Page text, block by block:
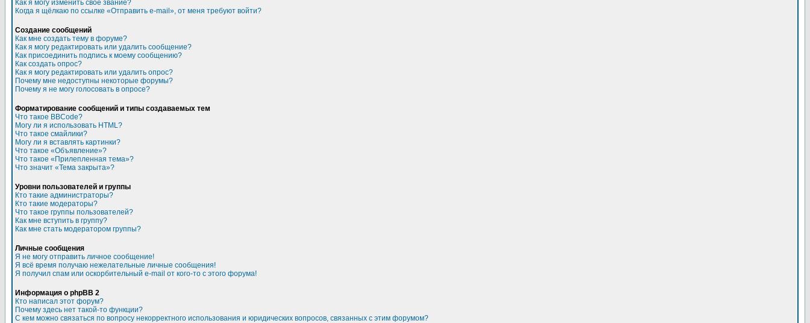
Как я могу изменить свое звание?
Когда я щёлкаю по ссылке «Отправить e-mail», от меня требуют войти?
Создание сообщений
Как мне создать тему в форуме?
Как я могу редактировать или удалить сообщение?
Как присоединить подпись к моему сообщению?
Как создать опрос?
Как я могу редактировать или удалить опрос?
Почему мне недоступны некоторые форумы?
Почему я не могу голосовать в опросе?
Форматирование сообщений и типы создаваемых тем
Что такое BBCode?
Могу ли я использовать HTML?
Что такое смайлики?
Могу ли я вставлять картинки?
Что такое «Объявление»?
Что такое «Прилепленная тема»?
Что значит «Тема закрыта»?
Уровни пользователей и группы
Кто такие администраторы?
Кто такие модераторы?
Что такое группы пользователей?
Как мне вступить в группу?
Как мне стать модератором группы?
Личные сообщения
Я не могу отправить личное сообщение!
Я всё время получаю нежелательные личные сообщения!
Я получил спам или оскорбительный e-mail от кого-то с этого форума!
Информация о phpBB 2
Кто написал этот форум?
Почему здесь нет такой-то функции?
С кем можно связаться по вопросу некорректного использования и юридических вопросов, связанных с этим форумом?